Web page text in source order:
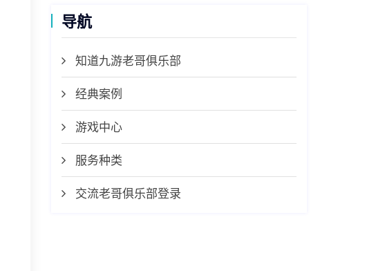
导航
知道九游老哥俱乐部
经典案例
游戏中心
服务种类
交流老哥俱乐部登录